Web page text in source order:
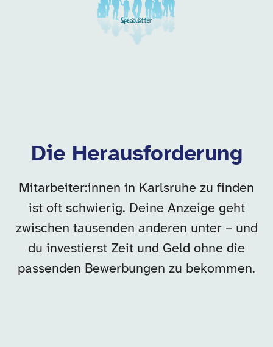
Die Herausforderung
Mitarbeiter:innen in Karlsruhe zu finden
ist oft schwierig. Deine Anzeige geht
zwischen tausenden anderen unter – und
du investierst Zeit und Geld ohne die
passenden Bewerbungen zu bekommen.